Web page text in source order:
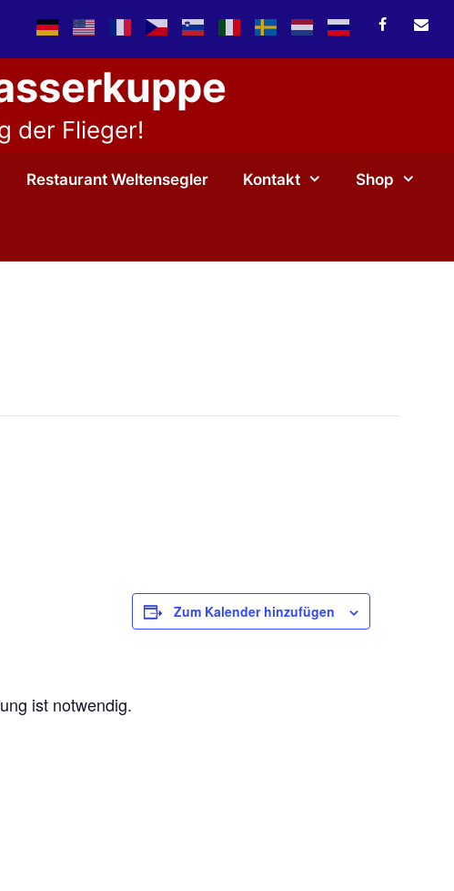
der Flieger!
Restaurant Weltensegler Kontakt Shop
ist notwendig.
Zum Kalender hinzufügen